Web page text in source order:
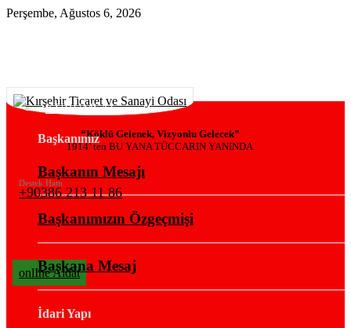
Perşembe, Ağustos 6, 2026
“Köklü Gelenek, Vizyonlu Gelecek”
1914’ ten BU YANA TÜCCARIN YANINDA
Destek Hattı
+90386 213 11 86
onlIne Aidat
KURUMSAL
Başkanımız
Başkanın Mesajı
Başkanımızın Özgeçmişi
Başkana Mesaj
İdari Yapı